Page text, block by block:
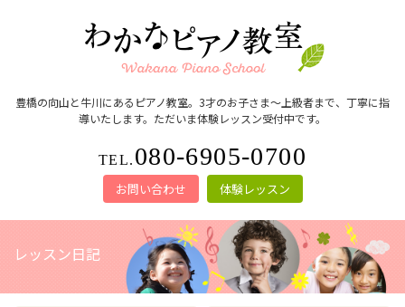
豊橋の向山と牛川にあるピアノ教室。3才のお子さま～上級者まで、丁寧に指
導いたします。ただいま体験レッスン受付中です。
TEL. 080-6905-0700
お問い合わせ 体験レッスン
レッスン日記